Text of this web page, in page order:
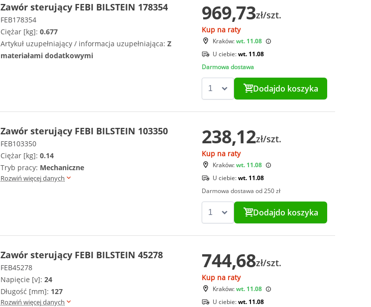
Zawór sterujący FEBI BILSTEIN 178354
FEB178354
Ciężar [kg]: 0.677
Artykuł uzupełniający / informacja uzupełniająca: Z
materiałami dodatkowymi
969,73zł/szt.
Kup na raty
Kraków:wt. 11.08
U ciebie:wt. 11.08
Darmowa dostawa
Dodajdo koszyka
Zawór sterujący FEBI BILSTEIN 103350
FEB103350
Ciężar [kg]: 0.14
Tryb pracy: Mechaniczne
Rozwiń więcej danych
238,12zł/szt.
Kup na raty
Kraków:wt. 11.08
U ciebie:wt. 11.08
Darmowa dostawa od 250 zł
Dodajdo koszyka
Zawór sterujący FEBI BILSTEIN 45278
FEB45278
Napięcie [v]: 24
Długość [mm]: 127
Rozwiń więcej danych
744,68zł/szt.
Kup na raty
Kraków:wt. 11.08
U ciebie:wt. 11.08